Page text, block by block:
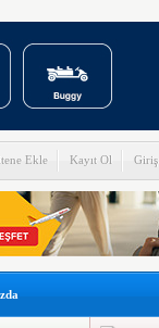
Ekle Kayıt Ol Giriş